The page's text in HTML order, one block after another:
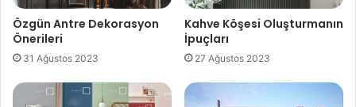
Özgün Antre Dekorasyon
Önerileri
31 Ağustos 2023
Kahve Köşesi Oluşturmanın
İpuçları
27 Ağustos 2023